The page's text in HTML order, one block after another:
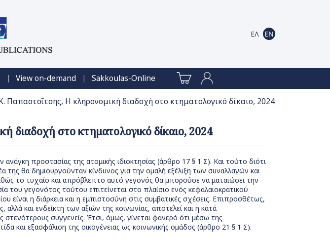
| View on-demand | Sakkoulas-Online
Παπαστοΐτσης, Η κληρονομική διαδοχή στο κτηματολογικό δίκαιο, 2024
διαδοχή στο κτηματολογικό δίκαιο, 2024
προστασίας της ατομικής ιδιοκτησίας (άρθρο 17 § 1 Σ). Και τούτο διότι
θα δημιουργούνταν κίνδυνος για την ομαλή εξέλιξη των συναλλαγών και
το τυχαίο και απρόβλεπτο αυτό γεγονός θα μπορούσε να ματαιώσει την
του γεγονότος τούτου επιτείνεται στο πλαίσιο ενός κεφαλαιοκρατικού
είναι η διάρκεια και η εμπιστοσύνη στις συμβατικές σχέσεις. Επιπροσθέτως,
αλλά και ενδείκτη των αξιών της κοινωνίας, αποτελεί και η κατά
συγγενείς. Έτσι, όμως, γίνεται φανερό ότι μέσω της
και εξασφάλιση της οικογένειας ως κοινωνικής ομάδος (άρθρο 21 § 1 Σ).